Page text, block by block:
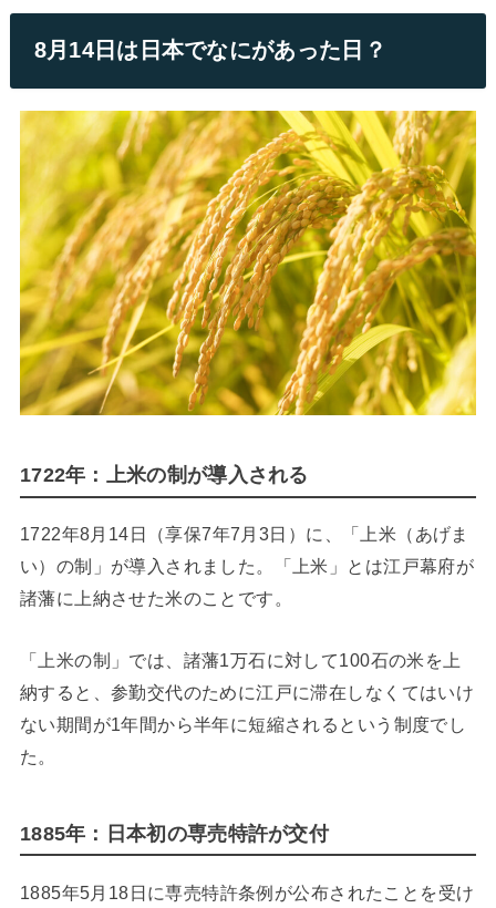
8月14日は日本でなにがあった日？
1722年：上米の制が導入される
1722年8月14日（享保7年7月3日）に、「上米（あげま
い）の制」が導入されました。「上米」とは江戸幕府が
諸藩に上納させた米のことです。
「上米の制」では、諸藩1万石に対して100石の米を上
納すると、参勤交代のために江戸に滞在しなくてはいけ
ない期間が1年間から半年に短縮されるという制度でし
た。
1885年：日本初の専売特許が交付
1885年5月18日に専売特許条例が公布されたことを受け